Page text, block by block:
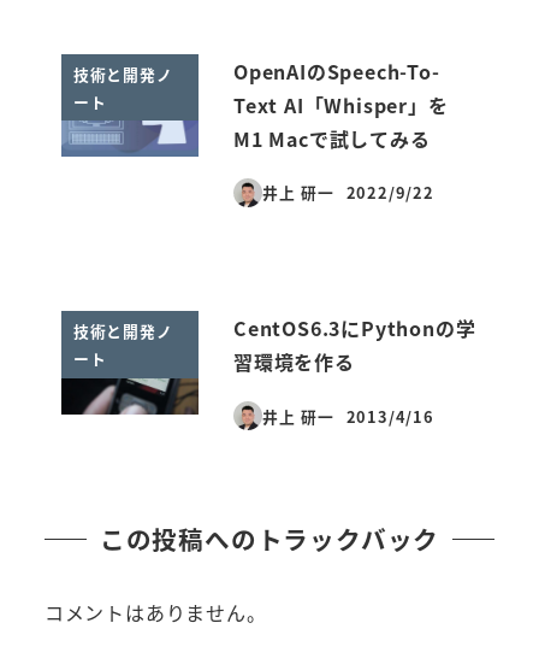
技術と開発ノ
ート
OpenAIのSpeech-To-
Text AI「Whisper」を
M1 Macで試してみる
井上 研一
投稿日
2022/9/22
技術と開発ノ
ート
CentOS6.3にPythonの学
習環境を作る
井上 研一
投稿日
2013/4/16
この投稿へのトラックバック
コメントはありません。